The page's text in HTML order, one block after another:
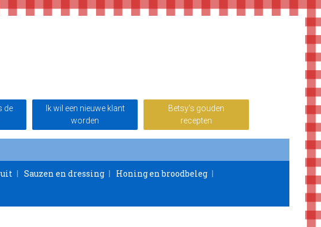
Betsy’s gouden
recepten
Ik wil een nieuwe klant
worden
de
Sauzen en dressing
Honing en broodbeleg